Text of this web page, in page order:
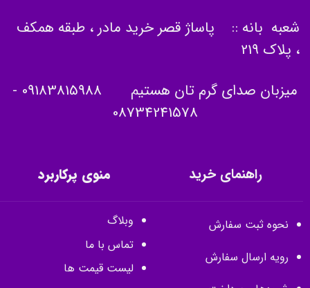
شعبه بانه :: پاساژ قصر خرید مادر ، طبقه همکف
، پلاک 219
میزبان صدای گرم تان هستیم 09183815988
-
08734241578
راهنمای خرید
نحوه ثبت سفارش
رویه ارسال سفارش
منوی پرکاربرد
وبلاگ
تماس با ما
لیست قیمت ها